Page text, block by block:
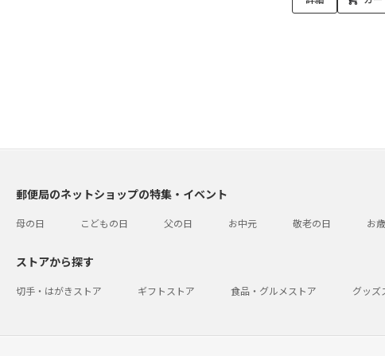
郵便局のネットショップの特集・イベント
母の日 こどもの日 父の日 お中元 敬老の日 お
ストアから探す
切手・はがきストア ギフトストア 食品・グルメストア グッズ